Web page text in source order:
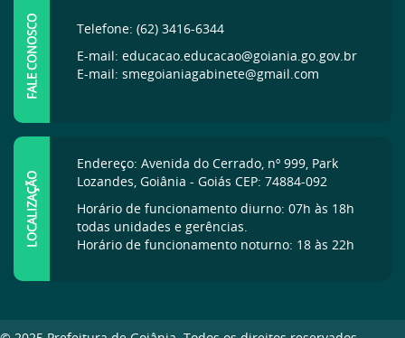
FALE CONOSCO
Telefone: (62) 3416-6344
E-mail: educacao.educacao@goiania.go.gov.br
E-mail: smegoianiagabinete@gmail.com
LOCALIZAÇÃO
Endereço: Avenida do Cerrado, nº 999, Park
Lozandes, Goiânia - Goiás CEP: 74884-092
Horário de funcionamento diurno: 07h às 18h
todas unidades e gerências.
Horário de funcionamento noturno: 18 às 22h